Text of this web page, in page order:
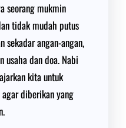
seorang mukmin
tidak mudah putus
sekadar angan-angan,
dan doa. Nabi
diberikan yang